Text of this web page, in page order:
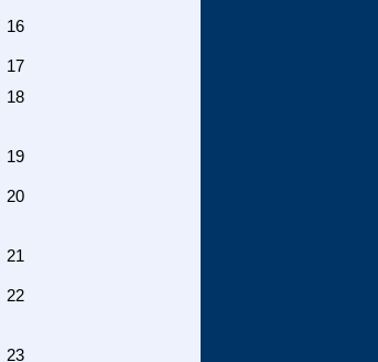
16
17
18
19
20
21
22
23